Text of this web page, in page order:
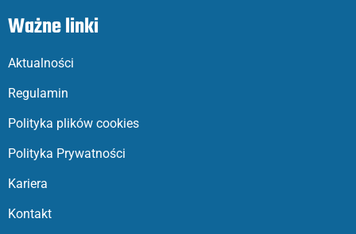
Ważne linki
Aktualności
Regulamin
Polityka plików cookies
Polityka Prywatności
Kariera
Kontakt